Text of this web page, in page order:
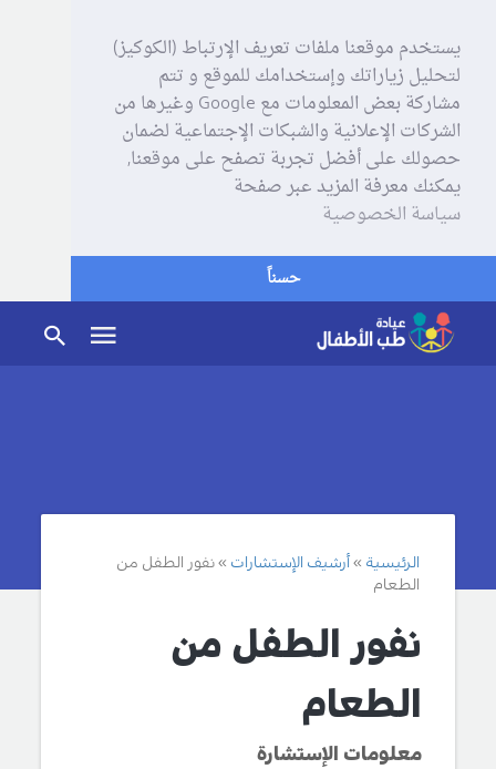
يستخدم موقعنا ملفات تعريف الإرتباط (الكوكيز)
لتحليل زياراتك وإستخدامك للموقع و تتم
مشاركة بعض المعلومات مع Google وغيرها من
الشركات الإعلانية والشبكات الإجتماعية لضمان
حصولك على أفضل تجربة تصفح على موقعنا,
يمكنك معرفة المزيد عبر صفحة
سياسة الخصوصية
حسناً
الرئيسية أرشيف الإستشارات
نفور الطفل من
الطعام
نفور الطفل من
الطعام
معلومات الإستشارة